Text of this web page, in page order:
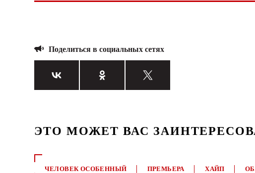
Поделиться в социальных сетях
ЭТО МОЖЕТ ВАС
ЧЕЛОВЕК ОСОБЕННЫЙ ПРЕМЬЕРА ХАЙП